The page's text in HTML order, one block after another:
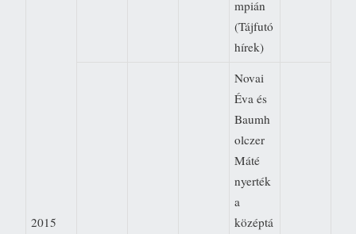
2015
mpián
(Tájfutó
hírek)
Novai
Éva és
Baumh
olczer
Máté
nyerték
a
középtá